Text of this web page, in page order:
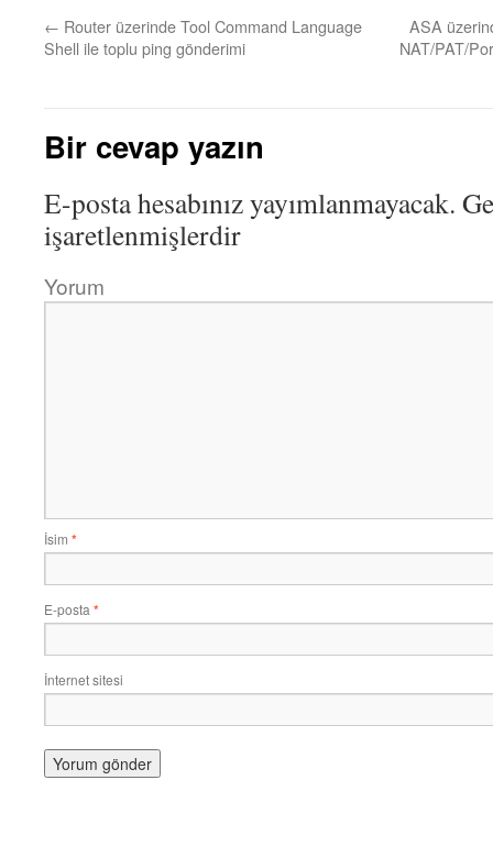
← Router üzerinde Tool Command Language
Shell ile toplu ping gönderimi
ASA
NAT/PAT/
Bir cevap yazın
E-posta hesabınız yayımlanmayacak.
işaretlenmişlerdir
Yorum
İsim *
E-posta *
İnternet sitesi